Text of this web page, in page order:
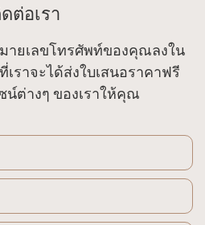
ต่อเรา
ายเลขโทรศัพท์ของคุณลงใน
ราจะได้ส่งใบเสนอราคาฟรี
น์ต่างๆ ของเราให้คุณ